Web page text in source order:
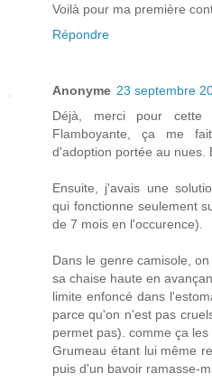
Voilà pour ma première
Répondre
Anonyme 23 septembre
Déjà, merci pour cette
Flamboyante, ça me
d'adoption portée au nues.
Ensuite, j'avais une
qui fonctionne seulement
de 7 mois en l'occurence).
Dans le genre camisole,
sa chaise haute en
limite enfoncé dans
parce qu'on n'est pas
permet pas). comme ça
Grumeau étant lui même
puis d'un bavoir ramasse-